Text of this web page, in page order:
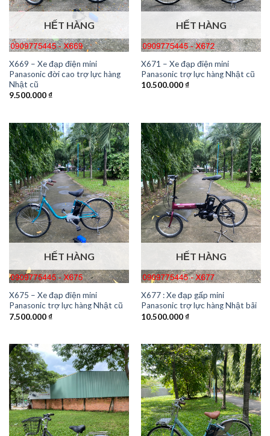
HẾT HÀNG
X669 – Xe đạp điện mini
Panasonic đời cao trợ lực hàng
Nhật cũ
9.500.000₫
HẾT HÀNG
X671 – Xe đạp điện mini
Panasonic trợ lực hàng Nhật cũ
10.500.000₫
HẾT HÀNG
X675 – Xe đạp điện mini
Panasonic trợ lực hàng Nhật cũ
7.500.000₫
HẾT HÀNG
X677 : Xe đạp gấp mini
Panasonic trợ lực hàng Nhật bãi
10.500.000₫